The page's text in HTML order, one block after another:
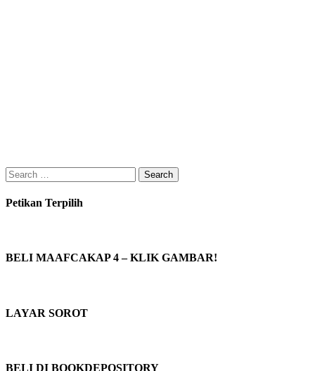
Search
for:
Petikan Terpilih
BELI MAAFCAKAP 4 – KLIK GAMBAR!
LAYAR SOROT
BELI DI BOOKDEPOSITORY